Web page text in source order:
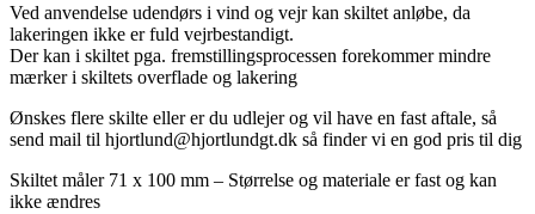
Ved anvendelse udendørs i vind og vejr kan skiltet anløbe, da
lakeringen ikke er fuld vejrbestandigt.
Der kan i skiltet pga. fremstillingsprocessen forekommer mindre
mærker i skiltets overflade og lakering
Ønskes flere skilte eller er du udlejer og vil have en fast aftale, så
send mail til hjortlund@hjortlundgt.dk så finder vi en god pris til dig
Skiltet måler 71 x 100 mm – Størrelse og materiale er fast og kan
ikke ændres